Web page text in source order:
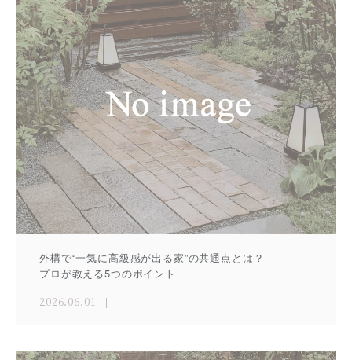
外構で“一気に高級感が出る家”の共通点とは？
プロが教える5つのポイント
2026.06.01